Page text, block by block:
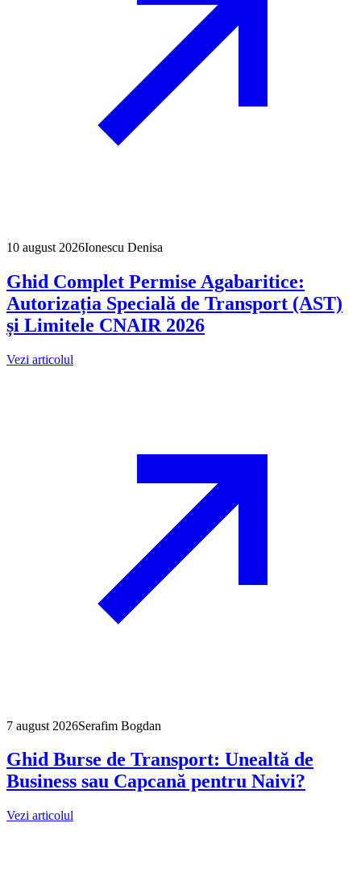
10 august 2026Ionescu Denisa
Ghid Complet Permise Agabaritice:
Autorizația Specială de Transport (AST)
și Limitele CNAIR 2026
Vezi articolul
7 august 2026Serafim Bogdan
Ghid Burse de Transport: Unealtă de
Business sau Capcană pentru Naivi?
Vezi articolul